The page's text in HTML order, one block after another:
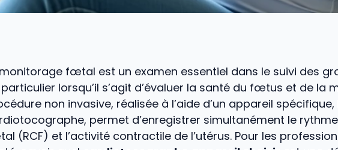
fœtal est un examen essentiel dans le suivi des
lorsqu’il s’agit d’évaluer la santé du fœtus et de la
non invasive, réalisée à l’aide d’un appareil spécifique,
permet d’enregistrer simultanément le
(RCF) et l’activité contractile de l’utérus. Pour les